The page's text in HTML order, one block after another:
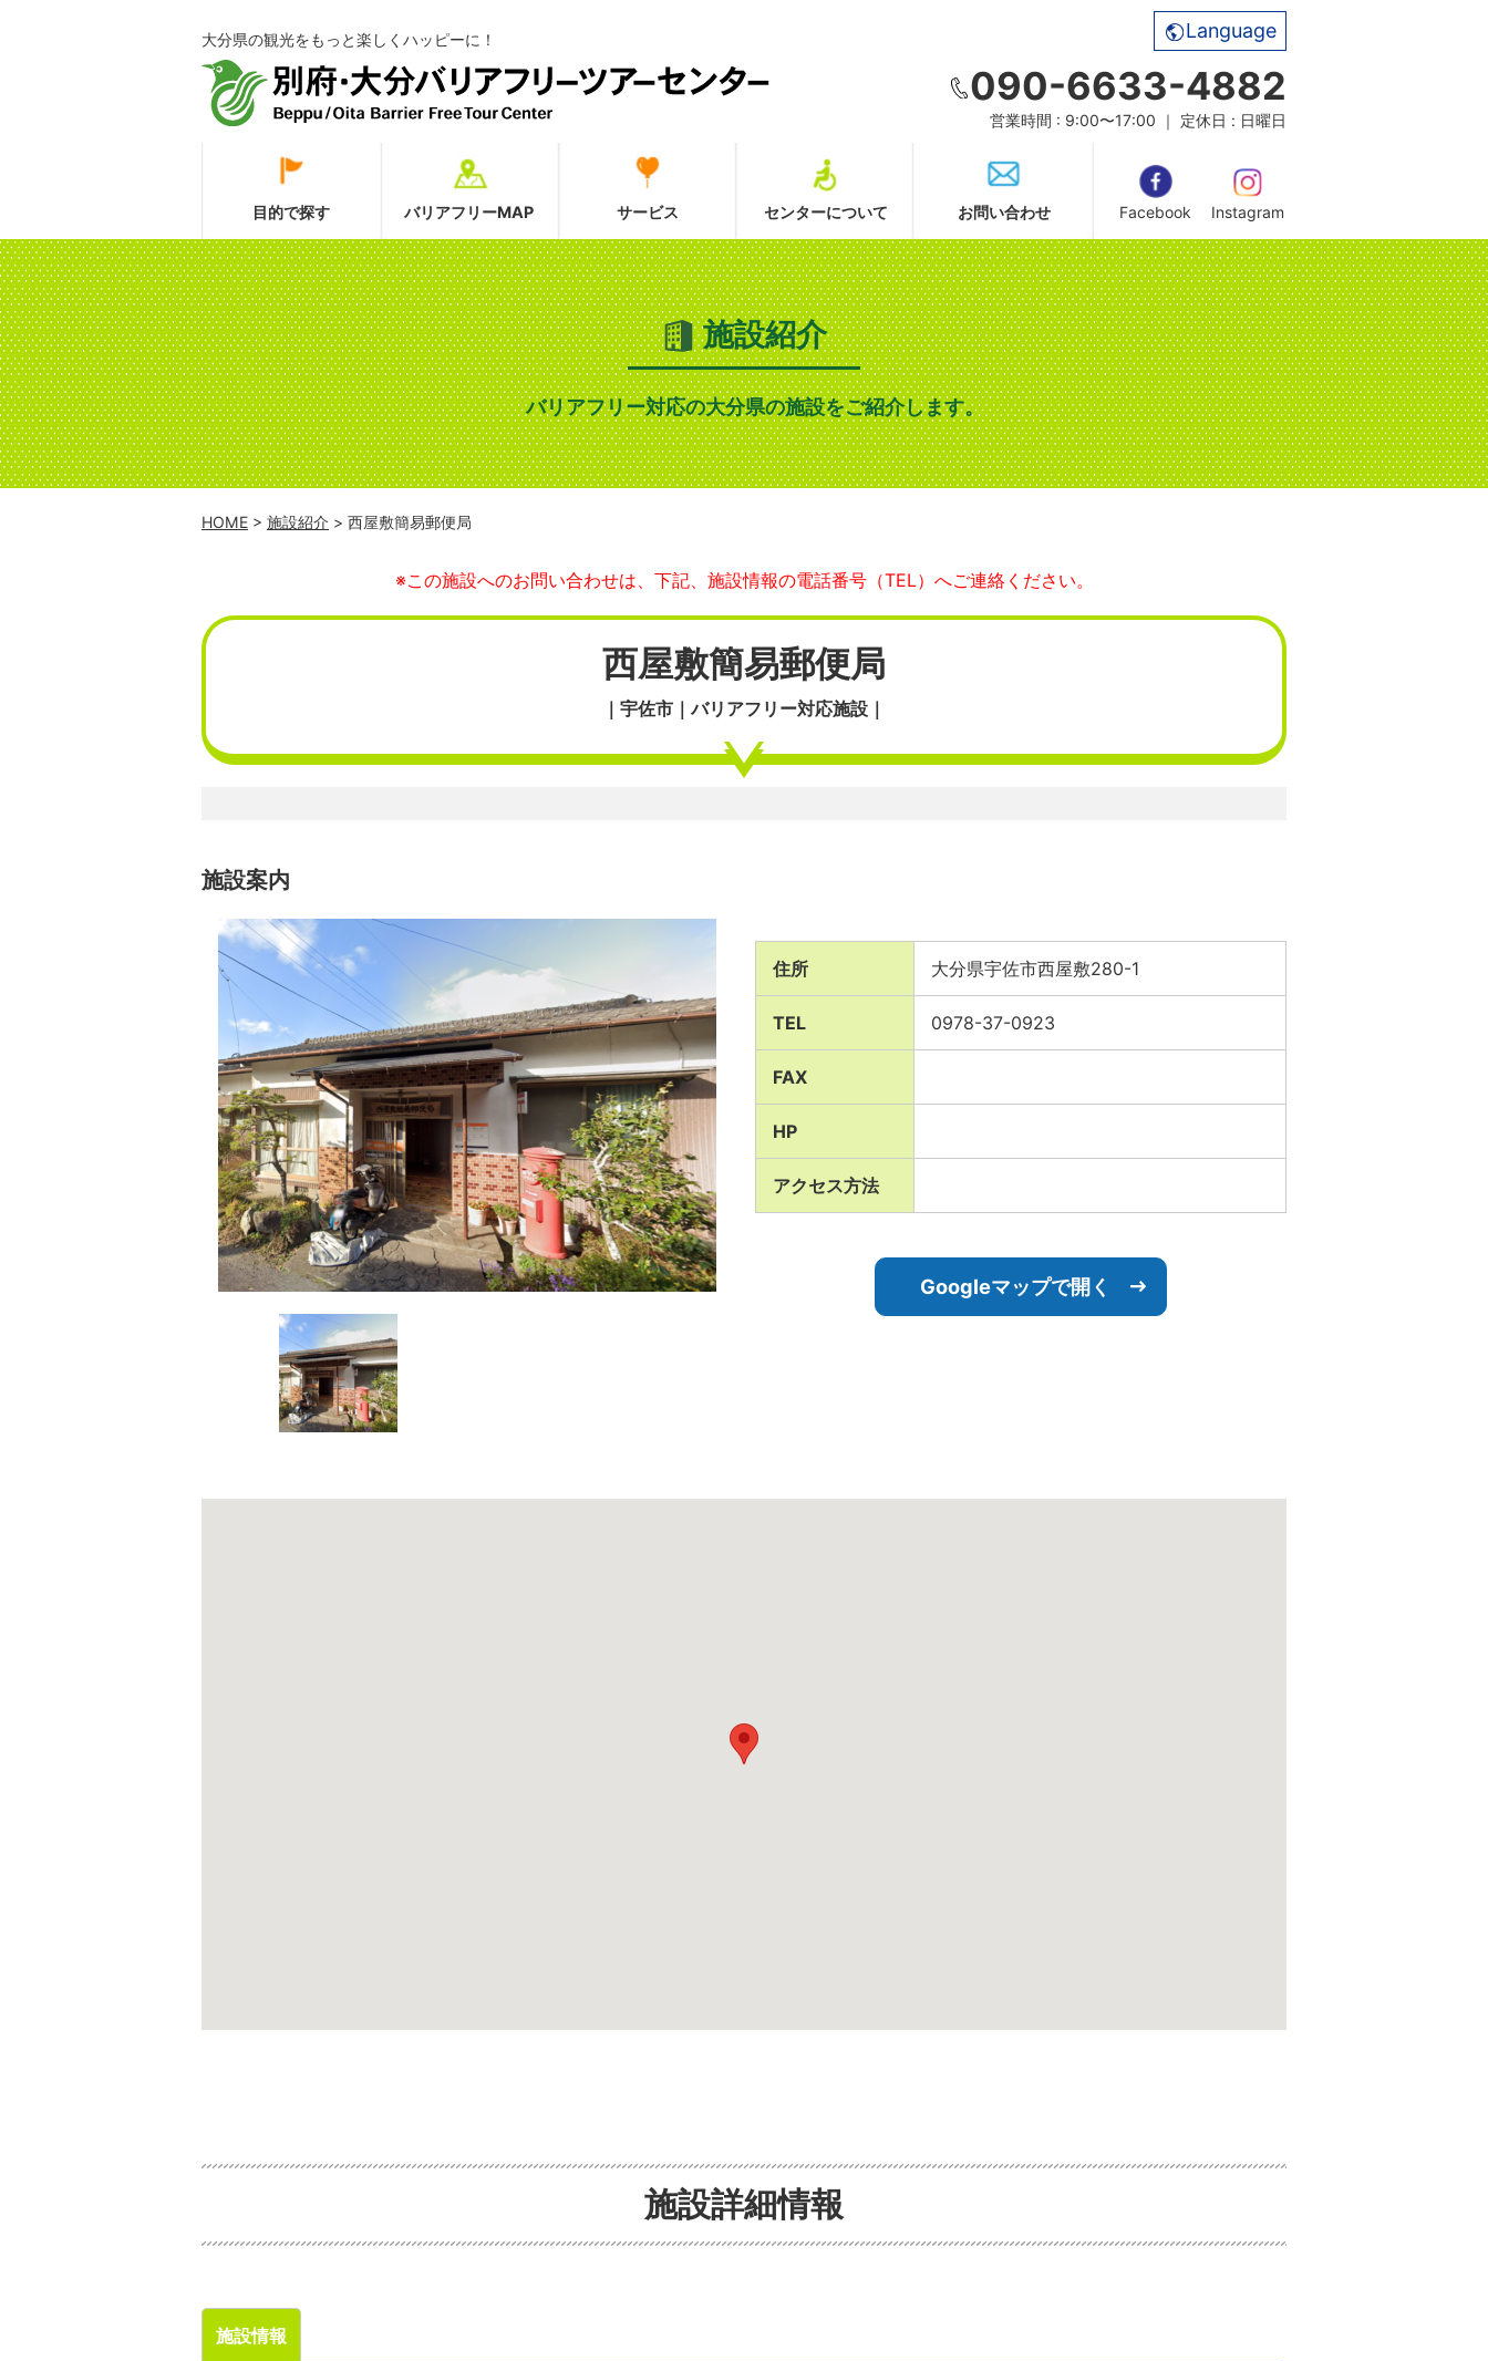
大分県の観光をもっと楽しくハッピーに！ Language
090-6633-4882
営業時間 : 9:00〜17:00 ｜ 定休日 : 日曜日
目的で探す バリアフリーMAP サービス センターについて お問い合わせ Facebook Instagram
施設紹介
バリアフリー対応の大分県の施設をご紹介します。
HOME > 施設紹介 > 西屋敷簡易郵便局
※この施設へのお問い合わせは、下記、施設情報の電話番号（TEL）へご連絡ください。
西屋敷簡易郵便局
｜宇佐市｜バリアフリー対応施設｜
施設案内
住所 大分県宇佐市西屋敷280-1
TEL 0978-37-0923
FAX
HP
アクセス方法
Googleマップで開く
施設詳細情報
施設情報